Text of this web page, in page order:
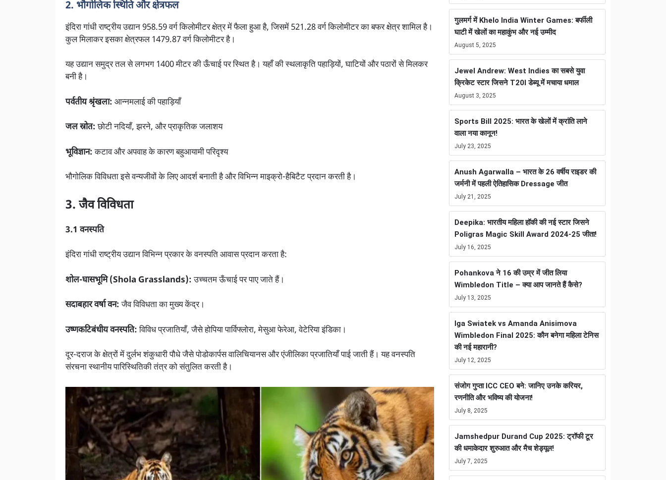
2. भौगोलिक स्थिति और क्षेत्रफल
इंदिरा गांधी राष्ट्रीय उद्यान 958.59 वर्ग किलोमीटर क्षेत्र में फैला हुआ है, जिसमें 521.28 वर्ग किलोमीटर का बफर क्षेत्र शामिल है।
कुल मिलाकर इसका क्षेत्रफल 1479.87 वर्ग किलोमीटर है।
यह उद्यान समुद्र तल से लगभग 1400 मीटर की ऊँचाई पर स्थित है। यहाँ की स्थलाकृति पहाड़ियों, घाटियों और पठारों से मिलकर
बनी है।
पर्वतीय श्रृंखला: आन्नमलाई की पहाड़ियाँ
जल स्रोत:छोटी नदियाँ, झरने, और प्राकृतिक जलाशय
भूविज्ञान:कटाव और अपवाह के कारण बहुआयामी परिदृश्य
भौगोलिक विविधता इसे वन्यजीवों के लिए आदर्श बनाती है और विभिन्न माइक्रो-हैबिटैट प्रदान करती है।
3. जैव विविधता
3.1 वनस्पति
इंदिरा गांधी राष्ट्रीय उद्यान विभिन्न प्रकार के वनस्पति आवास प्रदान करता है:
शोल-घासभूमि (Shola Grasslands):उच्चतम ऊँचाई पर पाए जाते हैं।
सदाबहार वर्षा वन:जैव विविधता का मुख्य केंद्र।
उष्णकटिबंधीय वनस्पति:विविध प्रजातियाँ, जैसे होपिया पार्विफ्लोरा, मेसुआ फेरेआ, वेटेरिया इंडिका।
दूर-दराज के क्षेत्रों में दुर्लभ शंकुधारी पौधे जैसे पोडोकार्पस वालिचियानस और एंजीलिका प्रजातियाँ पाई जाती हैं। यह वनस्पति
संरचना स्थानीय पारिस्थितिकी तंत्र को संतुलित करती है।
गुलमर्ग में Khelo India Winter Games: बर्फीली
घाटी में खेलों का महाकुंभ और नई उम्मीद
August 5, 2025
Jewel Andrew: West Indies का सबसे युवा
क्रिकेट स्टार जिसने T20I डेब्यू में मचाया धमाल
August 3, 2025
Sports Bill 2025: भारत के खेलों में क्रांति लाने
वाला नया कानून!
July 23, 2025
Anush Agarwalla – भारत के 26 वर्षीय राइडर की
जर्मनी में पहली ऐतिहासिक Dressage जीत
July 21, 2025
Deepika: भारतीय महिला हॉकी की नई स्टार जिसने
Poligras Magic Skill Award 2024-25 जीता!
July 16, 2025
Pohankova ने 16 की उम्र में जीत लिया
Wimbledon Title – क्या आप जानते हैं कैसे?
July 13, 2025
Iga Swiatek vs Amanda Anisimova
Wimbledon Final 2025: कौन बनेगा महिला टेनिस
की नई महारानी?
July 12, 2025
संजोग गुप्ता ICC CEO बने: जानिए उनके करियर,
रणनीति और भविष्य की योजना!
July 8, 2025
Jamshedpur Durand Cup 2025: ट्रॉफी टूर
की धमाकेदार शुरुआत और मैच शेड्यूल!
July 7, 2025